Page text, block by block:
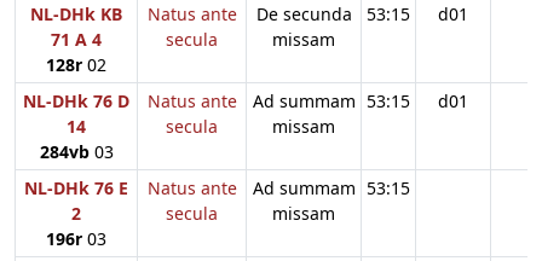
NL-DHk KB
71 A 4
128r 02
Natus ante
secula
De secunda
missam
53:15 d01
NL-DHk 76 D
14
284vb03
Natus ante
secula
Ad summam
missam
53:15 d01
NL-DHk 76 E
2
196r 03
Natus ante
secula
Ad summam
missam
53:15